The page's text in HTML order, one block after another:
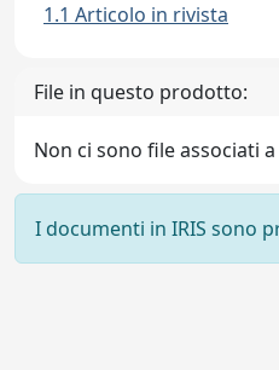
1.1 Articolo in rivista
File in questo prodotto:
Non ci sono file associati
I documenti in IRIS sono